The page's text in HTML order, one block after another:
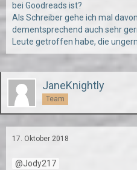
bei Goodreads ist?
Als Schreiber gehe ich mal
dementsprechend auch sehr
Leute getroffen habe, die
JaneKnightly
Team
17. Oktober 2018
Jody217